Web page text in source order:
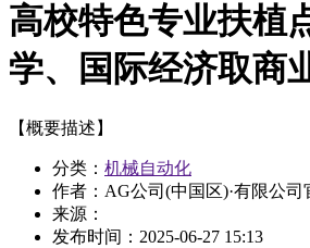
高校特色专业扶植
学、国际经济取商
【概要描述】
分类： 机械自动化
作者：AG公司(中国区)·有限公司
来源：
发布时间： 2025-06-27 15:13